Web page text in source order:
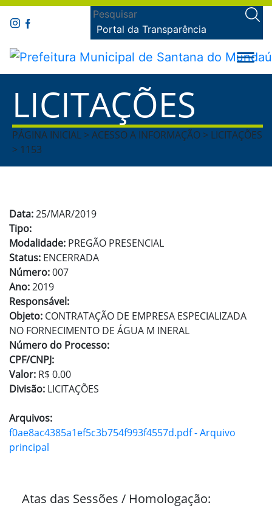
Portal da Transparência
LICITAÇÕES
PÁGINA INICIAL > ACESSO A INFORMAÇÃO > LICITAÇÕES
> 1153
Data:25/MAR/2019
Tipo:
Modalidade: PREGÃO PRESENCIAL
Status: ENCERRADA
Número:007
Ano:2019
Responsável:
Objeto: CONTRATAÇÃO DE EMPRESA ESPECIALIZADA
NO FORNECIMENTO DE ÁGUA M INERAL
Número do Processo:
CPF/CNPJ:
Valor: R$ 0.00
Divisão: LICITAÇÕES
Arquivos:
f0ae8ac4385a1ef5c3b754f993f4557d.pdf - Arquivo
principal
Atas das Sessões / Homologação: